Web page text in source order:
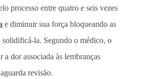
processo entre quatro e seis vezes
e diminuir sua força bloqueando as
solidificá-la. Segundo o médico, o
dor associada às lembranças
revisão.